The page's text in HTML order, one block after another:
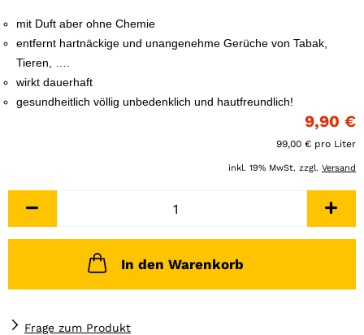
mit Duft aber ohne Chemie
entfernt hartnäckige und unangenehme Gerüche von Tabak,
Tieren, ….
wirkt dauerhaft
gesundheitlich völlig unbedenklich und hautfreundlich!
9,90 €
99,00 € pro Liter
inkl. 19% MwSt. zzgl. Versand
In den Warenkorb
Frage zum Produkt